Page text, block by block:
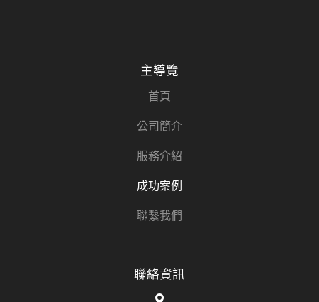
主導覽
首頁
公司簡介
服務介紹
成功案例
聯繫我們
聯絡資訊